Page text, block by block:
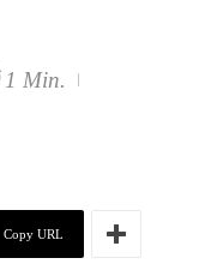
1 Min.
Copy URL